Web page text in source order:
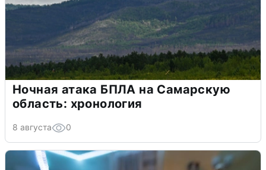
Ночная атака БПЛА на Самарскую
область: хронология
8 августа 0